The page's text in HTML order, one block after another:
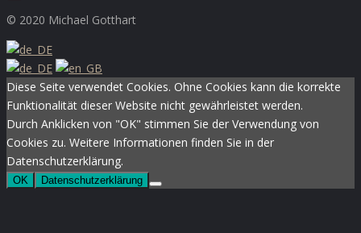
© 2020 Michael Gotthart
Diese Seite verwendet Cookies. Ohne Cookies kann die korrekte
Funktionalität dieser Website nicht gewährleistet werden.
Durch Anklicken von "OK" stimmen Sie der Verwendung von
Cookies zu. Weitere Informationen finden Sie in der
Datenschutzerklärung.
OK Datenschutzerklärung